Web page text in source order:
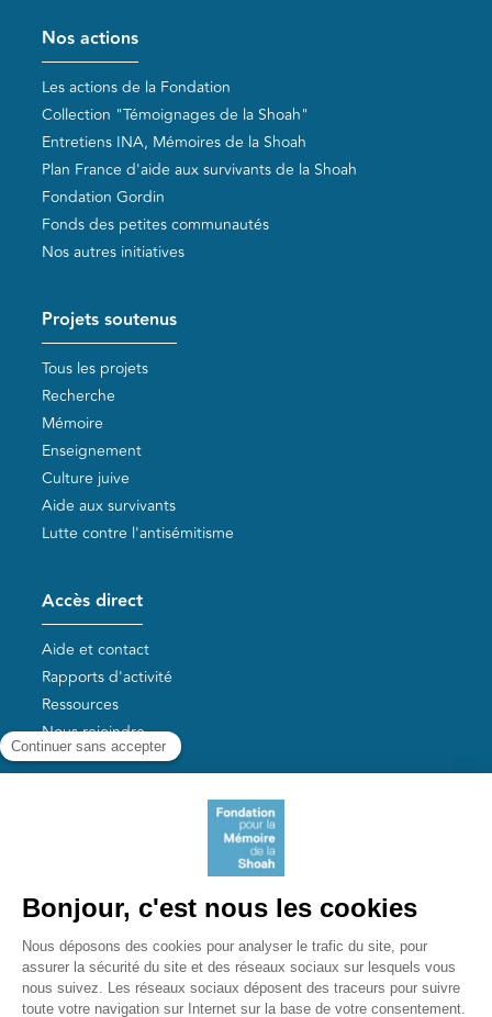
Pied de page
Nos actions
Les actions de la Fondation
Collection "Témoignages de la Shoah"
Entretiens INA, Mémoires de la Shoah
Plan France d'aide aux survivants de la Shoah
Fondation Gordin
Fonds des petites communautés
Nos autres initiatives
Projets soutenus
Tous les projets
Recherche
Mémoire
Enseignement
Culture juive
Aide aux survivants
Lutte contre l'antisémitisme
Accès direct
Aide et contact
Rapports d'activité
Ressources
Nous rejoindre
Aide aux survivants de la Shoah
Liens utiles
Mémorial de la Shoah
Le camp des Milles